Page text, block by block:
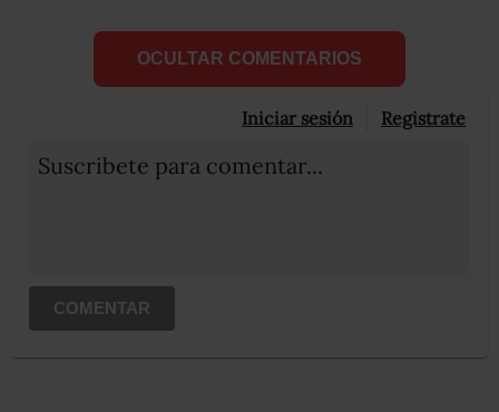
OCULTAR COMENTARIOS
Iniciar sesión Registrate
Suscribete para comentar...
COMENTAR